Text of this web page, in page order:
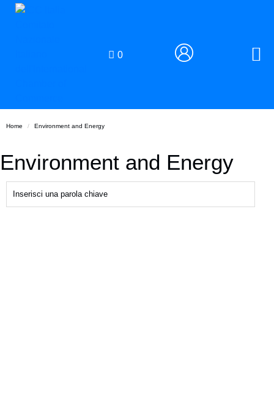
0
Home Environment and Energy
Environment and Energy